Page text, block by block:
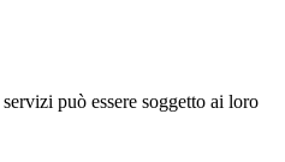
può essere soggetto ai loro